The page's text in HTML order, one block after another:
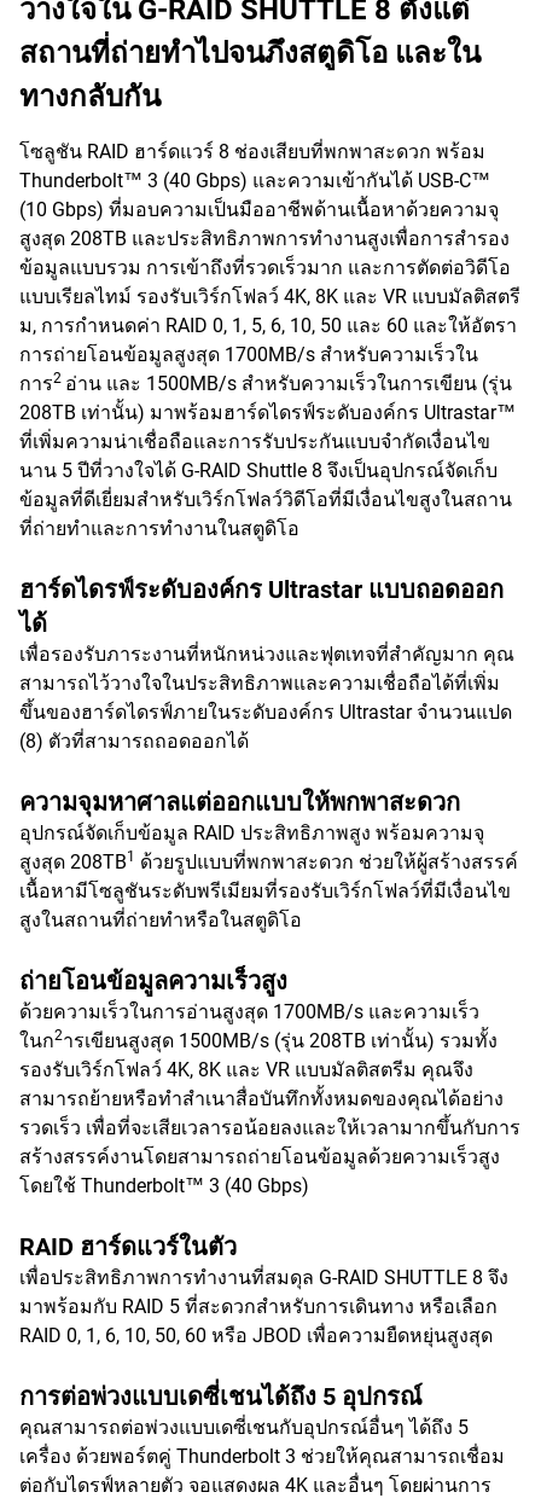
วางใจใน G-RAID SHUTTLE 8 ตั้งแต่
สถานที่ถ่ายทำไปจนภึงสตูดิโอ และใน
ทางกลับกัน
โซลูชัน RAID ฮาร์ดแวร์ 8 ช่องเสียบที่พกพาสะดวก พร้อม
Thunderbolt™ 3 (40 Gbps) และความเข้ากันได้ USB-C™
(10 Gbps) ที่มอบความเป็นมืออาชีพด้านเนื้อหาด้วยความจุ
สูงสุด 208TB และประสิทธิภาพการทำงานสูงเพื่อการสำรอง
ข้อมูลแบบรวม การเข้าถึงที่รวดเร็วมาก และการตัดต่อวิดีโอ
แบบเรียลไทม์ รองรับเวิร์กโฟลว์ 4K, 8K และ VR แบบมัลติสตรี
ม, การกำหนดค่า RAID 0, 1, 5, 6, 10, 50 และ 60 และให้อัตรา
การถ่ายโอนข้อมูลสูงสุด 1700MB/s สำหรับความเร็วใน
การ2 อ่าน และ 1500MB/s สำหรับความเร็วในการเขียน (รุ่น
208TB เท่านั้น) มาพร้อมฮาร์ดไดรฟ์ระดับองค์กร Ultrastar™
ที่เพิ่มความน่าเชื่อถือและการรับประกันแบบจำกัดเงื่อนไข
นาน 5 ปีที่วางใจได้ G-RAID Shuttle 8 จึงเป็นอุปกรณ์จัดเก็บ
ข้อมูลที่ดีเยี่ยมสำหรับเวิร์กโฟลว์วิดีโอที่มีเงื่อนไขสูงในสถาน
ที่ถ่ายทำและการทำงานในสตูดิโอ
ฮาร์ดไดรฟ์ระดับองค์กร Ultrastar แบบถอดออก
ได้
เพื่อรองรับภาระงานที่หนักหน่วงและฟุตเทจที่สำคัญมาก คุณ
สามารถไว้วางใจในประสิทธิภาพและความเชื่อถือได้ที่เพิ่ม
ขึ้นของฮาร์ดไดรฟ์ภายในระดับองค์กร Ultrastar จำนวนแปด
(8) ตัวที่สามารถถอดออกได้
ความจุมหาศาลแต่ออกแบบให้พกพาสะดวก
อุปกรณ์จัดเก็บข้อมูล RAID ประสิทธิภาพสูง พร้อมความจุ
สูงสุด 208TB1
ด้วยรูปแบบที่พกพาสะดวก ช่วยให้ผู้สร้างสรรค์
เนื้อหามีโซลูชันระดับพรีเมียมที่รองรับเวิร์กโฟลว์ที่มีเงื่อนไข
สูงในสถานที่ถ่ายทำหรือในสตูดิโอ
ถ่ายโอนข้อมูลความเร็วสูง
ด้วยความเร็วในการอ่านสูงสุด 1700MB/s และความเร็ว
ในก2ารเขียนสูงสุด 1500MB/s (รุ่น 208TB เท่านั้น) รวมทั้ง
รองรับเวิร์กโฟลว์ 4K, 8K และ VR แบบมัลติสตรีม คุณจึง
สามารถย้ายหรือทำสำเนาสื่อบันทึกทั้งหมดของคุณได้อย่าง
รวดเร็ว เพื่อที่จะเสียเวลารอน้อยลงและให้เวลามากขึ้นกับการ
สร้างสรรค์งานโดยสามารถถ่ายโอนข้อมูลด้วยความเร็วสูง
โดยใช้ Thunderbolt™ 3 (40 Gbps)
RAID ฮาร์ดแวร์ในตัว
เพื่อประสิทธิภาพการทำงานที่สมดุล G-RAID SHUTTLE 8 จึง
มาพร้อมกับ RAID 5 ที่สะดวกสำหรับการเดินทาง หรือเลือก
RAID 0, 1, 6, 10, 50, 60 หรือ JBOD เพื่อความยืดหยุ่นสูงสุด
การต่อพ่วงแบบเดซี่เชนได้ถึง 5 อุปกรณ์
คุณสามารถต่อพ่วงแบบเดซี่เชนกับอุปกรณ์อื่นๆ ได้ถึง 5
เครื่อง ด้วยพอร์ตคู่ Thunderbolt 3 ช่วยให้คุณสามารถเชื่อม
ต่อกับไดรฟ์หลายตัว จอแสดงผล 4K และอื่นๆ โดยผ่านการ